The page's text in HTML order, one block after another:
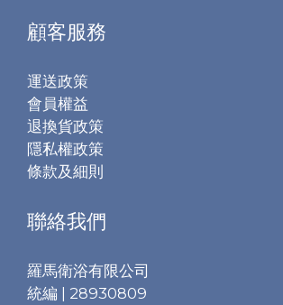
顧客服務
運送政策
會員權益
退換貨政策
隱私權政策
條款及細則
聯絡我們
羅馬衛浴有限公司
統編 | 28930809